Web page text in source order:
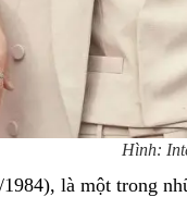
Hình:
là một trong